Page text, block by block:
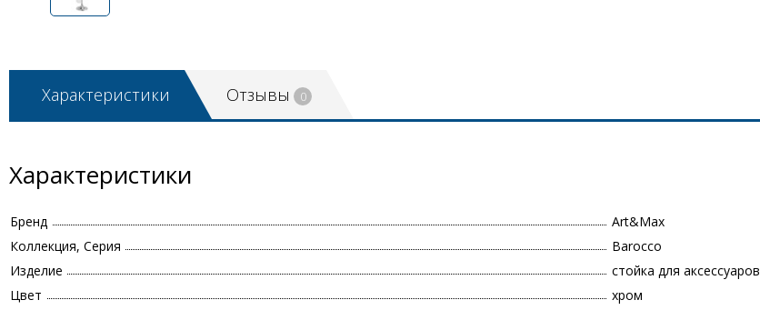
Характеристики Отзывы 0
Характеристики
Бренд
Art&Max
Коллекция, Серия
Barocco
Изделие
стойка для аксессуаров
Цвет
хром